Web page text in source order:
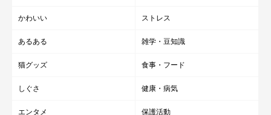
かわいい ストレス
あるある 雑学・豆知識
猫グッズ 食事・フード
しぐさ 健康・病気
エンタメ 保護活動